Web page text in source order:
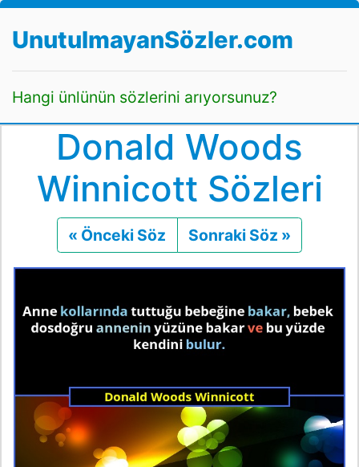
UnutulmayanSözler.com
Hangi ünlünün sözlerini arıyorsunuz?
Donald Woods
Winnicott Sözleri
« Önceki Söz Önceki
Sonraki Söz »